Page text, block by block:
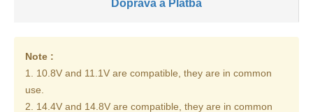
Doprava a Platba
Note :
1. 10.8V and 11.1V are compatible, they are in common
use.
2. 14.4V and 14.8V are compatible, they are in common